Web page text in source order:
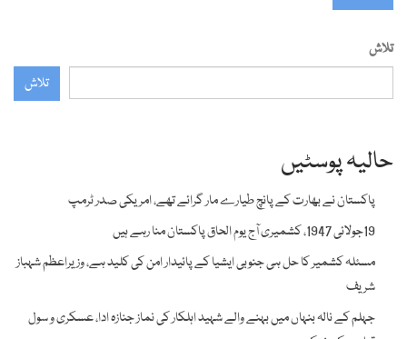
تلاش
تلاش
حالیہ پوسٹیں
پاکستان نے بھارت کے پانچ طیارے مار گرائے تھے، امریکی صدر ٹرمپ
19جولائی 1947، کشمیری آج یوم الحاق پاکستان منا رہے ہیں
مسئلہ کشمیر کا حل ہی جنوبی ایشیا کے پائیدار امن کی کلید ہے، وزیراعظم شہباز
شریف
جہلم کے نالہ بنہاں میں بہنے والے شہید اہلکار کی نماز جنازہ ادا، عسکری و سول